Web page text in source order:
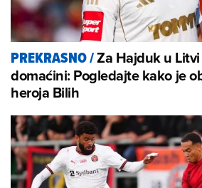
PREKRASNO/Za Hajduk u
domaćini: Pogledajte kako je
heroja Bilih